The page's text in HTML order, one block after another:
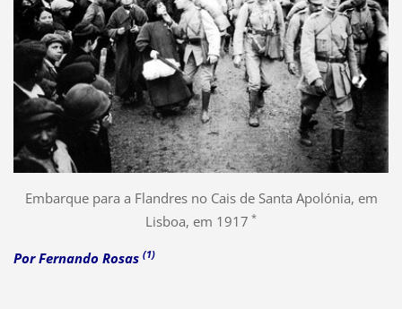
Embarque para a Flandres no Cais de Santa Apolónia, em
Lisboa, em 1917 *
Por Fernando Rosas (1)